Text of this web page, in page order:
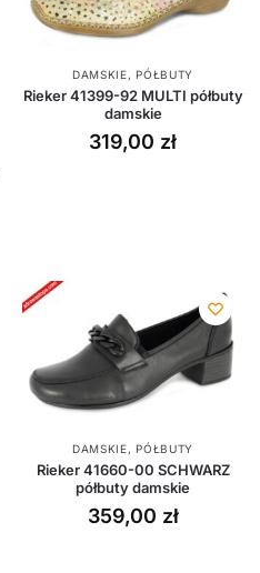
DAMSKIE, PÓŁBUTY
Rieker 41399-92 MULTI półbuty
damskie
319,00 zł
DAMSKIE, PÓŁBUTY
Rieker 41660-00 SCHWARZ
półbuty damskie
359,00 zł